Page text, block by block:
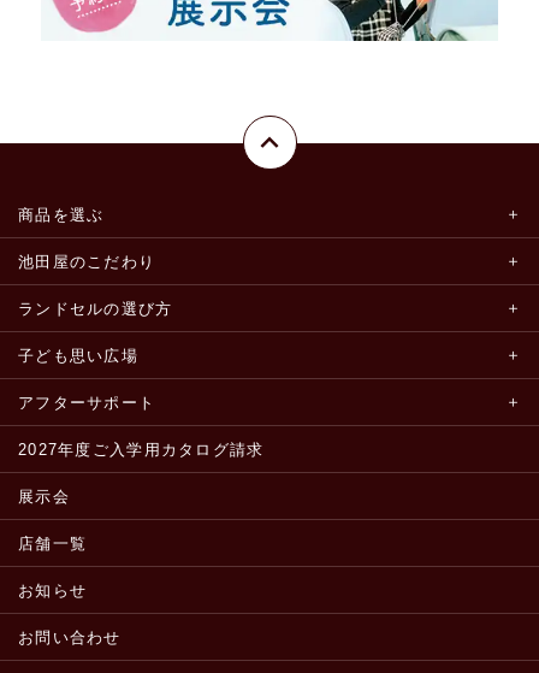
商品を選ぶ
池田屋のこだわり
ランドセルの選び方
子ども思い広場
アフターサポート
2027年度ご入学用カタログ請求
展示会
店舗一覧
お知らせ
お問い合わせ